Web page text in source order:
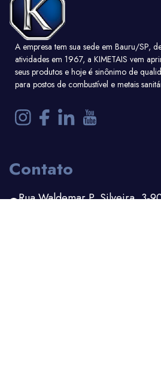
A empresa tem sua sede em Bauru/SP,
atividades em 1967, a KIMETAIS vem
seus produtos e hoje é sinônimo de
para postos de combustível e metais
Contato
Rua Waldemar P. Silveira, 3-